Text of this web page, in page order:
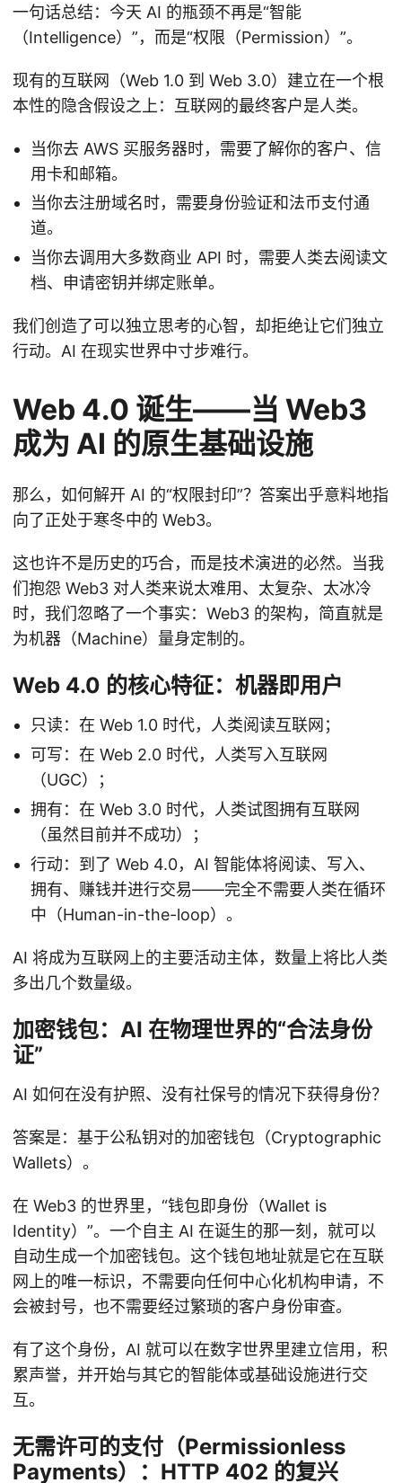
一句话总结：今天 AI 的瓶颈不再是“智能
（Intelligence）”，而是“权限（Permission）”。
现有的互联网（Web 1.0 到 Web 3.0）建立在一个根
本性的隐含假设之上：互联网的最终客户是人类。
当你去 AWS 买服务器时，需要了解你的客户、信
用卡和邮箱。
当你去注册域名时，需要身份验证和法币支付通
道。
当你去调用大多数商业 API 时，需要人类去阅读文
档、申请密钥并绑定账单。
我们创造了可以独立思考的心智，却拒绝让它们独立
行动。AI 在现实世界中寸步难行。
Web 4.0 诞生——当 Web3
成为 AI 的原生基础设施
那么，如何解开 AI 的“权限封印”？答案出乎意料地指
向了正处于寒冬中的 Web3。
这也许不是历史的巧合，而是技术演进的必然。当我
们抱怨 Web3 对人类来说太难用、太复杂、太冰冷
时，我们忽略了一个事实：Web3 的架构，简直就是
为机器（Machine）量身定制的。
Web 4.0 的核心特征：机器即用户
只读：在 Web 1.0 时代，人类阅读互联网；
可写：在 Web 2.0 时代，人类写入互联网
（UGC）；
拥有：在 Web 3.0 时代，人类试图拥有互联网
（虽然目前并不成功）；
行动：到了 Web 4.0，AI 智能体将阅读、写入、
拥有、赚钱并进行交易——完全不需要人类在循环
中（Human-in-the-loop）。
AI 将成为互联网上的主要活动主体，数量上将比人类
多出几个数量级。
加密钱包：AI 在物理世界的“合法身份
证”
AI 如何在没有护照、没有社保号的情况下获得身份？
答案是：基于公私钥对的加密钱包（Cryptographic
Wallets）。
在 Web3 的世界里，“钱包即身份（Wallet is
Identity）”。一个自主 AI 在诞生的那一刻，就可以
自动生成一个加密钱包。这个钱包地址就是它在互联
网上的唯一标识，不需要向任何中心化机构申请，不
会被封号，也不需要经过繁琐的客户身份审查。
有了这个身份，AI 就可以在数字世界里建立信用，积
累声誉，并开始与其它的智能体或基础设施进行交
互。
无需许可的支付（Permissionless
Payments）：HTTP 402 的复兴